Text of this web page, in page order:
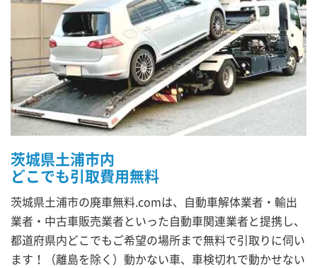
茨城県土浦市内
どこでも引取費用無料
茨城県土浦市の廃車無料.comは、自動車解体業者・輸出
業者・中古車販売業者といった自動車関連業者と提携し、
都道府県内どこでもご希望の場所まで無料で引取りに伺い
ます！（離島を除く）動かない車、車検切れで動かせない